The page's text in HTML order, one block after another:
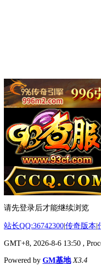
请先登录后才能继续浏览
站长QQ:36742300|传奇版本|
GMT+8, 2026-8-6 13:50 ,
Powered by GM基地 X3.4